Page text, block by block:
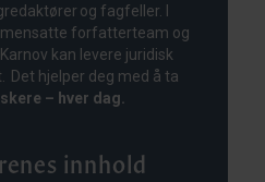
og fagfeller. I
forfatterteam og
kan levere juridisk
Det hjelper deg med å ta
– hver dag.
innhold